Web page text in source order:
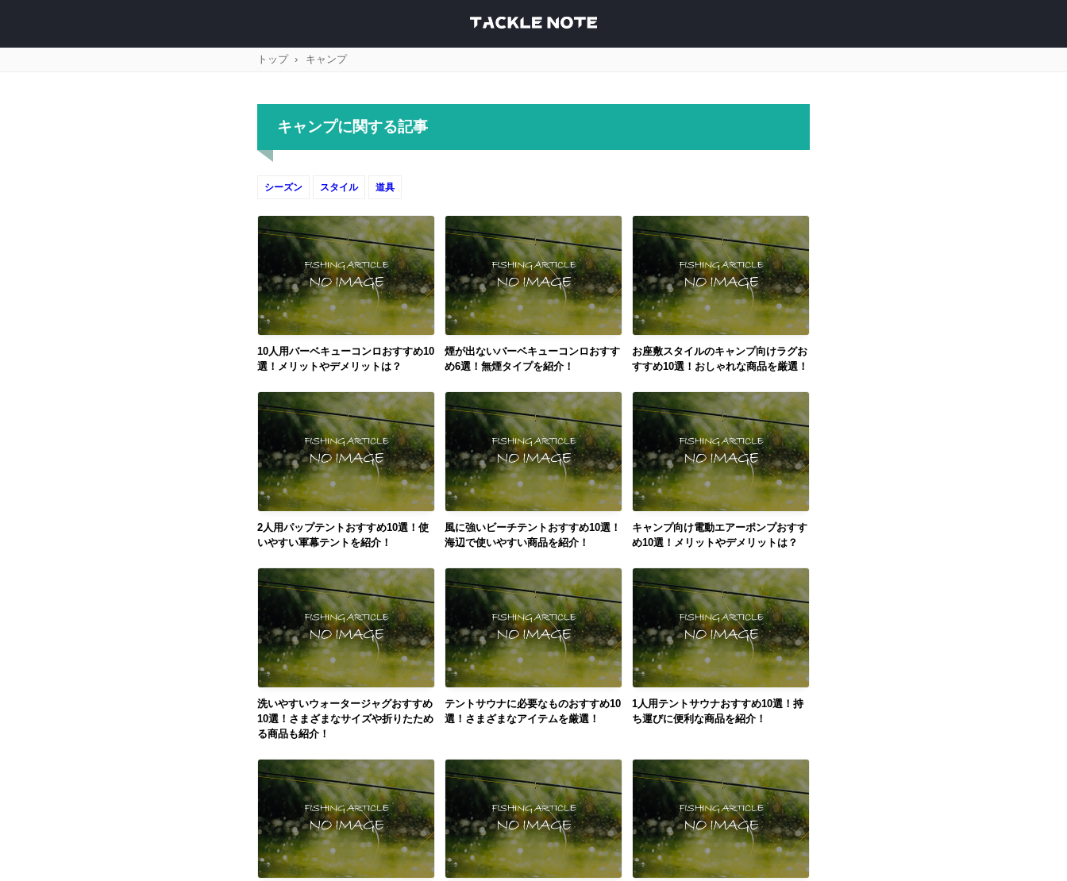
トップ キャンプ
キャンプに関する記事
シーズン スタイル 道具
10人用バーベキューコンロおすすめ10
選！メリットやデメリットは？
煙が出ないバーベキューコンロおすす
め6選！無煙タイプを紹介！
お座敷スタイルのキャンプ向けラグお
すすめ10選！おしゃれな商品を厳選！
2人用パップテントおすすめ10選！使
いやすい軍幕テントを紹介！
風に強いビーチテントおすすめ10選！
海辺で使いやすい商品を紹介！
キャンプ向け電動エアーポンプおすす
め10選！メリットやデメリットは？
洗いやすいウォータージャグおすすめ
10選！さまざまなサイズや折りたため
る商品も紹介！
テントサウナに必要なものおすすめ10
選！さまざまなアイテムを厳選！
1人用テントサウナおすすめ10選！持
ち運びに便利な商品を紹介！